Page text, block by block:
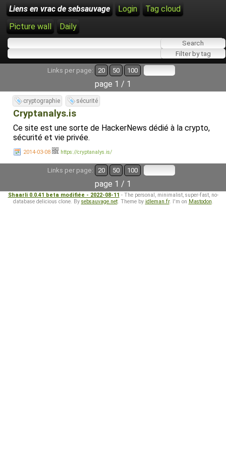
Liens en vrac de sebsauvage Login
Tag cloud
Picture wall
Daily
Links per page: 20 50 100
page 1 / 1
cryptographie sécurité
Cryptanalys.is
Ce site est une sorte de HackerNews dédié à la crypto,
sécurité et vie privée.
2014-03-08 https://cryptanalys.is/
Links per page: 20 50 100
page 1 / 1
Shaarli 0.0.41 beta modifiée - 2022-08-11 - The personal, minimalist, super-fast, no-
database delicious clone. By sebsauvage.net. Theme by idleman.fr. I'm on Mastodon.